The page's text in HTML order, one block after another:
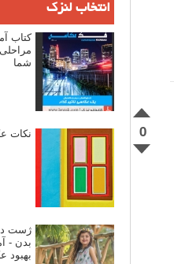
0
انتخاب لنزک
کتاب
شما
نکات
ژست
بهبود